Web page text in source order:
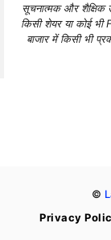
सूचनात्मक और शैक्षिक
किसी शेयर या कोई
बाजार में किसी भी
©
Privacy